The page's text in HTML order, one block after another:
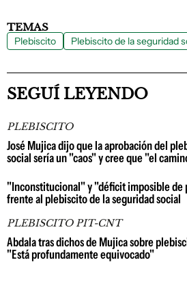
TEMAS
Plebiscito Plebiscito de la seguridad
SEGUÍ LEYENDO
PLEBISCITO
José Mujica dijo que la aprobación del
social sería un "caos" y cree que "el
"Inconstitucional" y "déficit imposible de
frente al plebiscito de la seguridad social
PLEBISCITO PIT-CNT
Abdala tras dichos de Mujica sobre
"Está profundamente equivocado"